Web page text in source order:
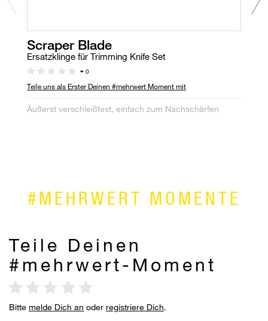
Scraper Blade
Ersatzklinge für Trimming Knife Set
0
Teile uns als Erster Deinen #mehrwert Moment mit
Äußerst verschleißfest, einfach zum Nachschärfen
#MEHRWERT MOMENTE
Teile Deinen
#mehrwert-Moment
Bitte melde Dich an oder registriere Dich.